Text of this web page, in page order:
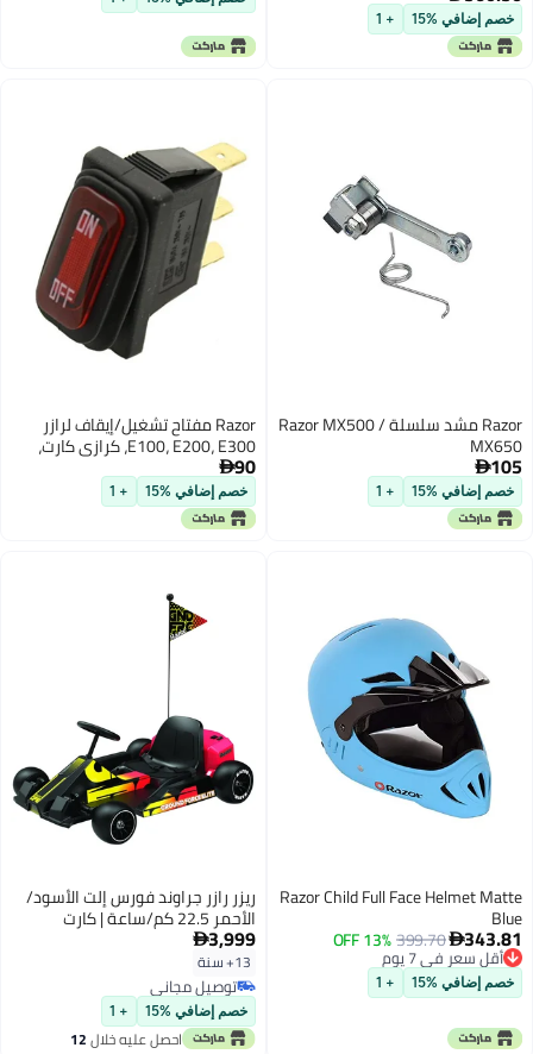
خصم إضافي %15 + 1
Razor مشد سلسلة Razor MX500 /
MX650
105
خصم إضافي %15 + 1
Razor مفتاح تشغيل/إيقاف لرازر
E100، E200، E300، كرازي كارت،
eSpark، GF، دريفتير، دوان باجي
90
خصم إضافي %15 + 1
Razor Child Full Face Helmet Matte
Blue
343.81
399.70
13% OFF
أقل سعر في 7 يوم
أقل سعر في 7 يوم
خصم إضافي %15 + 1
ريزر رازر جراوند فورس إلت الأسود/
الأحمر 22.5 كم/ساعة | كارت
وما فوق | مع إمكانية الاستخدام
المستمر لمدة تصل إلى 40 دقيقة
3,999
13+ سنة
توصيل مجاني
توصيل مجاني
خصم إضافي %15 + 1
احصل عليه خلال12